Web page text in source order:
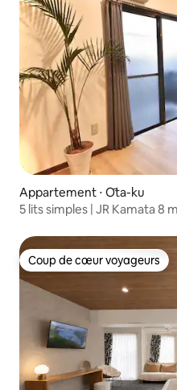
Appartement ⋅ Ōta-ku
5 lits simples | JR Kamata 8
Coup de cœur voyageurs
Coup de cœur voyageurs